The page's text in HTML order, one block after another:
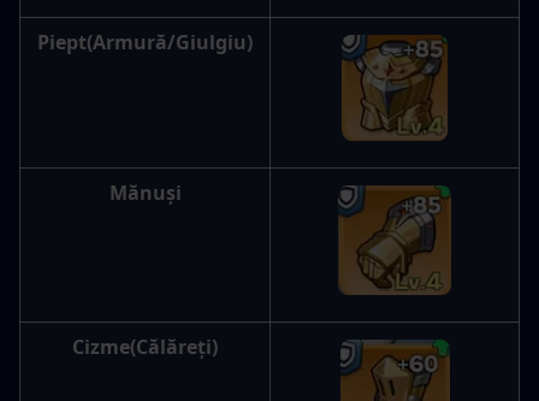
Piept(Armură/Giulgiu)
Mănuși
Cizme(Călăreți)